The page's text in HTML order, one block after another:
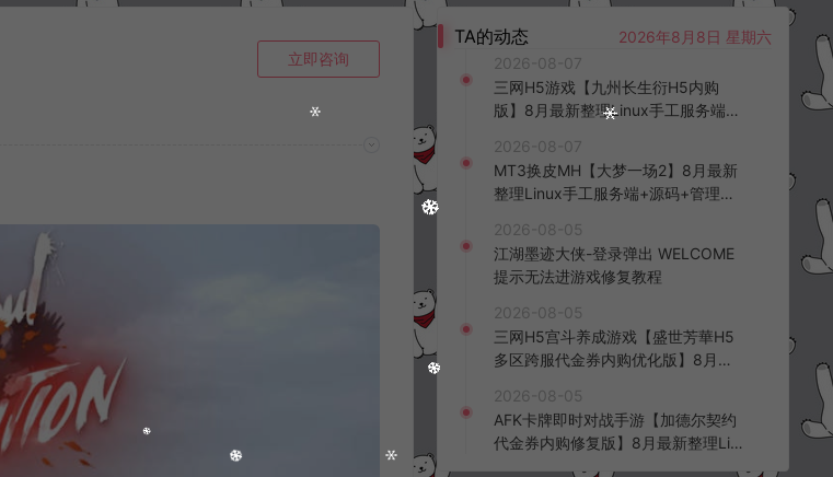
立即咨询
TA的动态
2026年8月8日 星期六
2026-08-07
三网H5游戏【九州长生衍H5内购
版】8月最新整理Linux手工服务端
客户端+详细搭建教程+视频教程
2026-08-07
MT3换皮MH【大梦一场2】8月最新
整理Linux手工服务端+源码+管理后
频教程
2026-08-05
江湖墨迹大侠-登录弹出 WELCOME
提示无法进游戏修复教程
2026-08-05
三网H5宫斗养成游戏【盛世芳華H5
多区跨服代金券内购优化版】8月最
台+全资源安卓+详细搭建教程+视频
教程
2026-08-05
AFK卡牌即时对战手游【加德尔契约
代金券内购修复版】8月最新整理Lin